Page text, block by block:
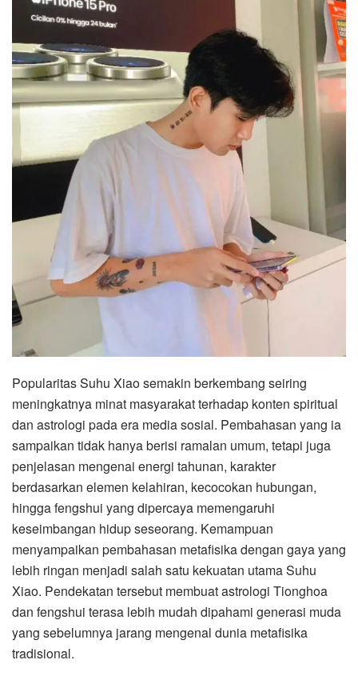
Popularitas Suhu Xiao semakin berkembang seiring
meningkatnya minat masyarakat terhadap konten spiritual
dan astrologi pada era media sosial. Pembahasan yang ia
sampaikan tidak hanya berisi ramalan umum, tetapi juga
penjelasan mengenai energi tahunan, karakter
berdasarkan elemen kelahiran, kecocokan hubungan,
hingga fengshui yang dipercaya memengaruhi
keseimbangan hidup seseorang. Kemampuan
menyampaikan pembahasan metafisika dengan gaya yang
lebih ringan menjadi salah satu kekuatan utama Suhu
Xiao. Pendekatan tersebut membuat astrologi Tionghoa
dan fengshui terasa lebih mudah dipahami generasi muda
yang sebelumnya jarang mengenal dunia metafisika
tradisional.